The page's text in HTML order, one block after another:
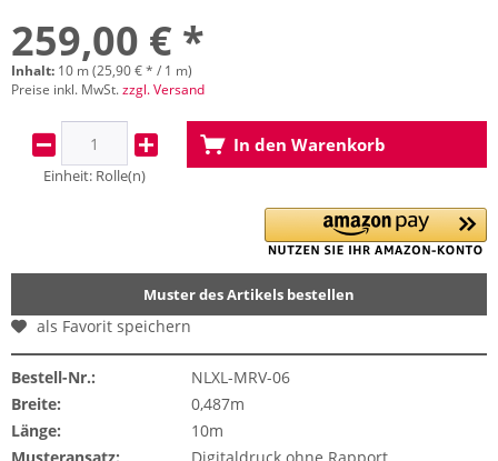
259,00 € *
Inhalt: 10 m (25,90 € * / 1 m)
Preise inkl. MwSt.zzgl. Versand
Einheit: Rolle(n)
In den Warenkorb
Muster des Artikels bestellen
als Favorit speichern
Bestell-Nr.:
NLXL-MRV-06
Breite:
0,487m
Länge:
10m